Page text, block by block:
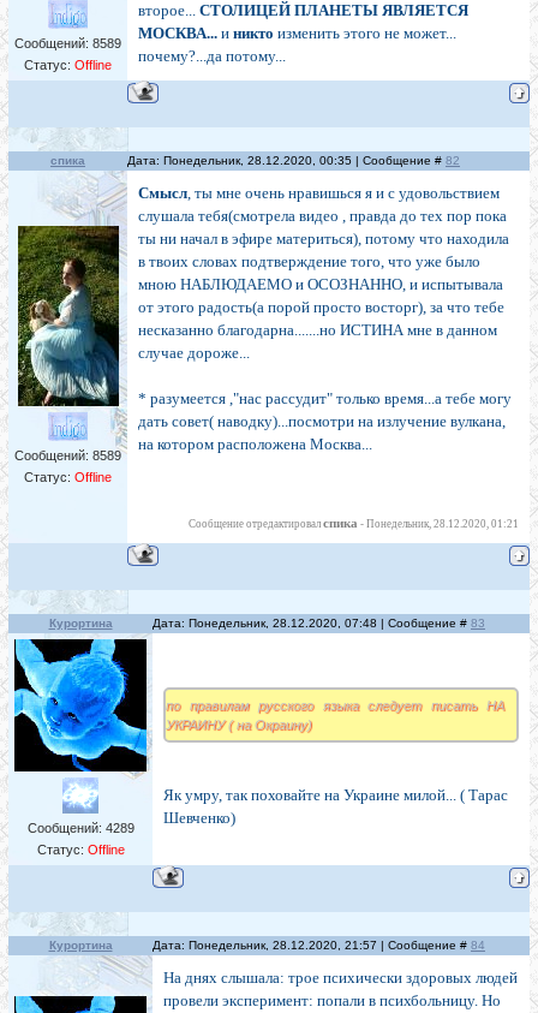
Сообщений: 8589
Статус: Offline
второе... СТОЛИЦЕЙ ПЛАНЕТЫ ЯВЛЯЕТСЯ
МОСКВА... и никто изменить этого не может...
почему?...да потому...
спика Дата: Понедельник, 28.12.2020, 00:35 | Сообщение # 82
Сообщений: 8589
Статус: Offline
Смысл, ты мне очень нравишься я и с удовольствием
слушала тебя(смотрела видео , правда до тех пор пока
ты ни начал в эфире материться), потому что находила
в твоих словах подтверждение того, что уже было
мною НАБЛЮДАЕМО и ОСОЗНАННО, и испытывала
от этого радость(а порой просто восторг), за что тебе
несказанно благодарна.......но ИСТИНА мне в данном
случае дороже...
* разумеется ,"нас рассудит" только время...а тебе могу
дать совет( наводку)...посмотри на излучение вулкана,
на котором расположена Москва...
Сообщение отредактировал спика - Понедельник, 28.12.2020, 01:21
Курортина Дата: Понедельник, 28.12.2020, 07:48 | Сообщение # 83
Сообщений: 4289
Статус: Offline
по правилам русского языка следует писать НА
УКРАИНУ ( на Окраину)
Як умру, так поховайте на Украине милой... ( Тарас
Шевченко)
Курортина Дата: Понедельник, 28.12.2020, 21:57 | Сообщение # 84
На днях слышала: трое психически здоровых людей
провели эксперимент: попали в психбольницу. Но